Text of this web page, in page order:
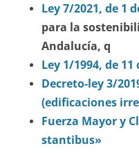
Ley 7/2021, de 1
para la
Andalucía, q
Ley 1/1994, de
Decreto-ley 3/
(edificaciones
Fuerza Mayor y
stantibus»